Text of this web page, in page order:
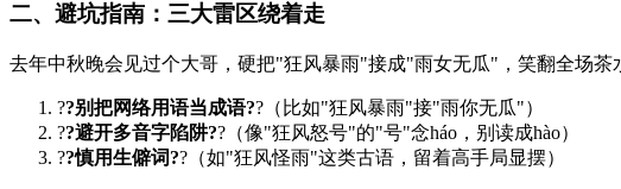
二、避坑指南：三大雷区绕着走
去年中秋晚会见过个大哥，硬把"狂风暴雨"接成"雨女无瓜"，笑翻全场茶
??别把网络用语当成语??（比如"狂风暴雨"接"雨你无瓜"）
??避开多音字陷阱??（像"狂风怒号"的"号"念háo，别读成hào）
??慎用生僻词??（如"狂风怪雨"这类古语，留着高手局显摆）